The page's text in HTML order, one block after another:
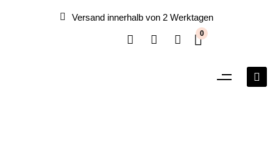
Versand innerhalb von 2 Werktagen
0